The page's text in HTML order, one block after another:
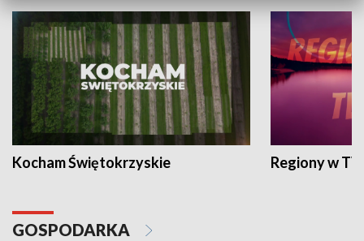
Kocham Świętokrzyskie Regiony w
GOSPODARKA